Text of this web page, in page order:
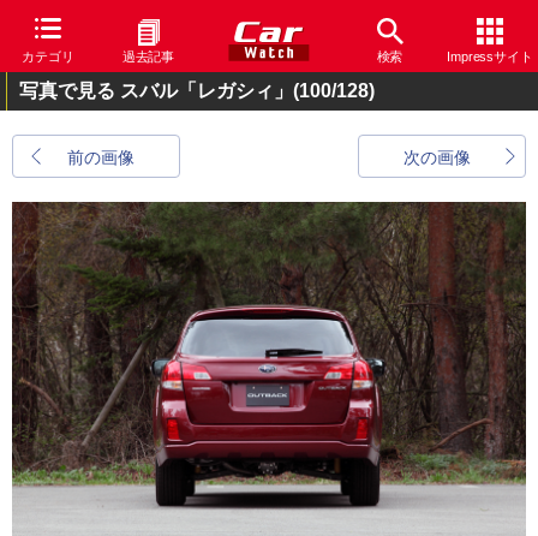
カテゴリ 過去記事 検索 Impressサイト
写真で見る スバル「レガシィ」 (100/128)
前の画像 次の画像